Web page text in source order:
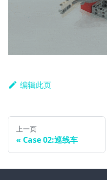
编辑此页
上一页
Case 02:巡线车